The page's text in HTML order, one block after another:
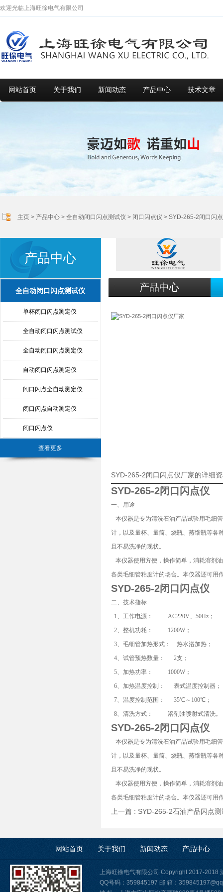
欢迎光临上海旺徐电气有限公司
网站首页 关于我们 新闻动态 产品中心 技术文章
主页 > 产品中心 > 全自动闭口闪点测试仪 > 闭口闪点仪 > SYD-265-2闭口闪
产品中心
全自动闭口闪点测试仪
单杯闭口闪点测定仪
全自动闭口闪点测试仪
全自动闭口闪点测定仪
自动闭口闪点测定仪
闭口闪点全自动测定仪
闭口闪点自动测定仪
闭口闪点仪
查看更多
产品中心
SYD-265-2闭口闪点仪厂家的详细
SYD-265-2闭口闪点仪
一、用途
本仪器是专为清洗石油产品试验用毛细
计，以及量杯、量筒、烧瓶、蒸馏瓶等各
且不易洗净的现状。
本仪器使用方便，操作简单，消耗溶剂
各类毛细管粘度计的场合。本仪器还可用
SYD-265-2闭口闪点仪
二、技术指标
1、工作电源： AC220V、50Hz；
2、整机功耗： 1200W；
3、毛细管加热形式： 热水浴加热；
4、试管预热数量： 2支；
5、加热功率： 1000W；
6、加热温度控制： 表式温度控制器；
7、温度控制范围： 35℃～100℃；
8、清洗方式： 溶剂油喷射式清洗。
SYD-265-2闭口闪点仪
本仪器是专为清洗石油产品试验用毛细
计，以及量杯、量筒、烧瓶、蒸馏瓶等各
且不易洗净的现状。
本仪器使用方便，操作简单，消耗溶剂
各类毛细管粘度计的场合。本仪器还可用
上一篇 : SYD-265-2石油产品闪点
网站首页 关于我们 新闻动态 产品中心
上海旺徐电气有限公司 Copyright 2017-2018
QQ号码：359845197 邮 箱：